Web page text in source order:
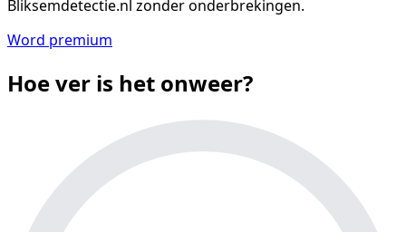
Bliksemdetectie.nl zonder onderbrekingen.
Word premium
Hoe ver is het onweer?